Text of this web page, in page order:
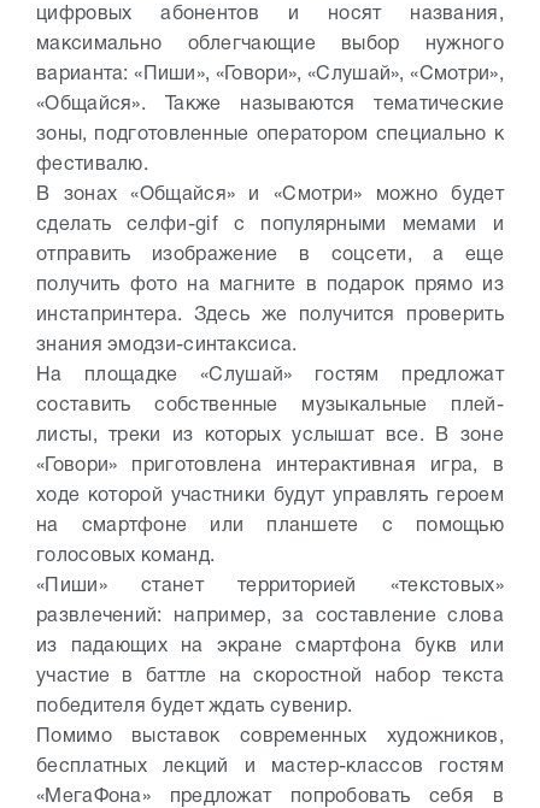
цифровых абонентов и носят названия,
максимально облегчающие выбор нужного
варианта: «Пиши», «Говори», «Слушай», «Смотри»,
«Общайся». Также называются тематические
зоны, подготовленные оператором специально к
фестивалю.
В зонах «Общайся» и «Смотри» можно будет
сделать селфи-gif с популярными мемами и
отправить изображение в соцсети, а еще
получить фото на магните в подарок прямо из
инстапринтера. Здесь же получится проверить
знания эмодзи-синтаксиса.
На площадке «Слушай» гостям предложат
составить собственные музыкальные плей-
листы, треки из которых услышат все. В зоне
«Говори» приготовлена интерактивная игра, в
ходе которой участники будут управлять героем
на смартфоне или планшете с помощью
голосовых команд.
«Пиши» станет территорией «текстовых»
развлечений: например, за составление слова
из падающих на экране смартфона букв или
участие в баттле на скоростной набор текста
победителя будет ждать сувенир.
Помимо выставок современных художников,
бесплатных лекций и мастер-классов гостям
«МегаФона» предложат попробовать себя в